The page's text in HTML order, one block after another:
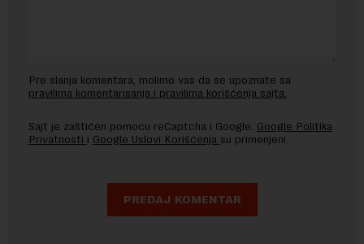
Pre slanja komentara, molimo vas da se upoznate sa
pravilima komentarisanja i pravilima korišćenja sajta.
Sajt je zaštićen pomocu reCaptcha i Google. Google Politika
Privatnosti i Google Uslovi Korišćenja su primenjeni.